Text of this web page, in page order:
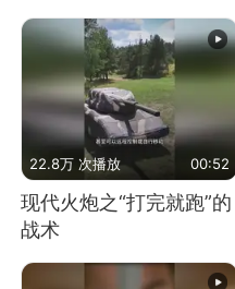
料能跑几十年
22.8万 次播放 00:52
现代火炮之“打完就跑”的
战术